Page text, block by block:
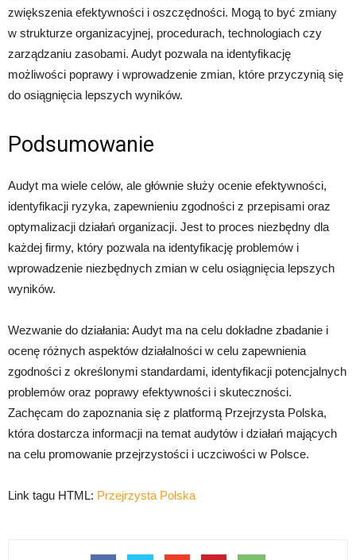
zwiększenia efektywności i oszczędności. Mogą to być zmiany
w strukturze organizacyjnej, procedurach, technologiach czy
zarządzaniu zasobami. Audyt pozwala na identyfikację
możliwości poprawy i wprowadzenie zmian, które przyczynią się
do osiągnięcia lepszych wyników.
Podsumowanie
Audyt ma wiele celów, ale głównie służy ocenie efektywności,
identyfikacji ryzyka, zapewnieniu zgodności z przepisami oraz
optymalizacji działań organizacji. Jest to proces niezbędny dla
każdej firmy, który pozwala na identyfikację problemów i
wprowadzenie niezbędnych zmian w celu osiągnięcia lepszych
wyników.
Wezwanie do działania: Audyt ma na celu dokładne zbadanie i
ocenę różnych aspektów działalności w celu zapewnienia
zgodności z określonymi standardami, identyfikacji potencjalnych
problemów oraz poprawy efektywności i skuteczności.
Zachęcam do zapoznania się z platformą Przejrzysta Polska,
która dostarcza informacji na temat audytów i działań mających
na celu promowanie przejrzystości i uczciwości w Polsce.
Link tagu HTML: Przejrzysta Polska